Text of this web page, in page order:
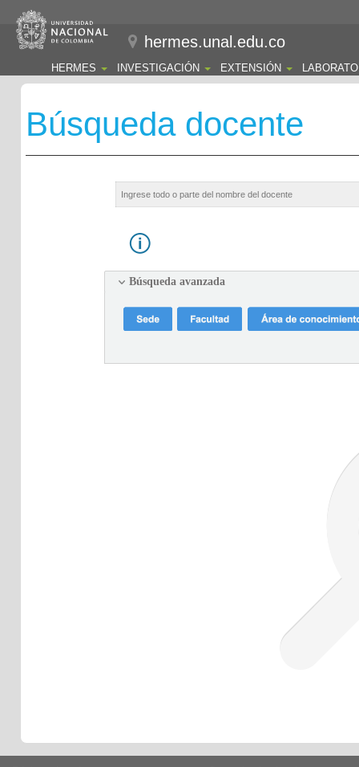
hermes.unal.edu.co
HERMES INVESTIGACIÓN EXTENSIÓN
Búsqueda docente
Búsqueda avanzada